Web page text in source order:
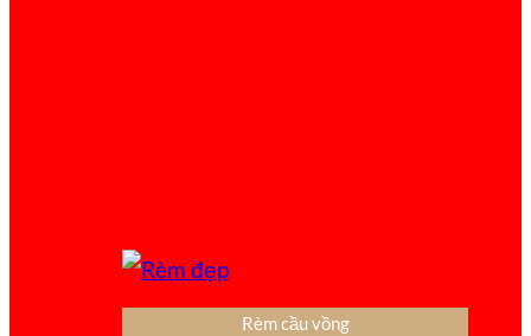
Rèm cầu vồng